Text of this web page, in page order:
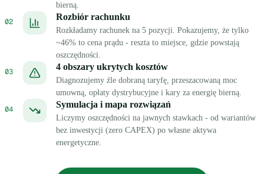
bierną.
02 Rozbiór rachunku
Rozkładamy rachunek na 5 pozycji. Pokazujemy, że tylko
~46% to cena prądu - reszta to miejsce, gdzie powstają
oszczędności.
03 4 obszary ukrytych kosztów
Diagnozujemy źle dobraną taryfę, przeszacowaną moc
umowną, opłaty dystrybucyjne i kary za energię bierną.
04 Symulacja i mapa rozwiązań
Liczymy oszczędności na jawnych stawkach - od wariantów
bez inwestycji (zero CAPEX) po własne aktywa
energetyczne.